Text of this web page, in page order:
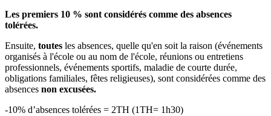
Les premiers 10 % sont considérés comme des absences
tolérées.
Ensuite, toutes les absences, quelle qu'en soit la raison (événements
organisés à l'école ou au nom de l'école, réunions ou entretiens
professionnels, événements sportifs, maladie de courte durée,
obligations familiales, fêtes religieuses), sont considérées comme des
absences non excusées.
-10% d’absences tolérées = 2TH (1TH= 1h30)